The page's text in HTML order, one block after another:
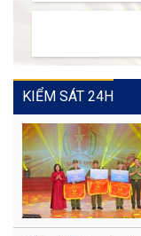
KIỂM SÁT 24H